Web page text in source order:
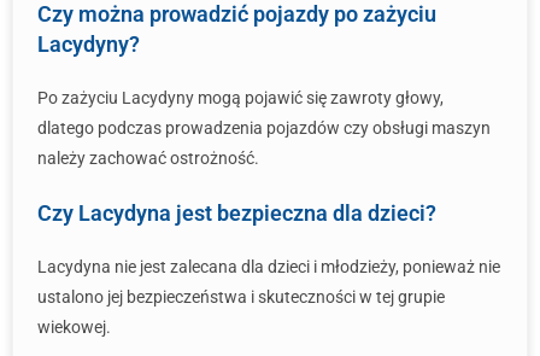
Czy można prowadzić pojazdy po zażyciu
Lacydyny?
Po zażyciu Lacydyny mogą pojawić się zawroty głowy,
dlatego podczas prowadzenia pojazdów czy obsługi maszyn
należy zachować ostrożność.
Czy Lacydyna jest bezpieczna dla dzieci?
Lacydyna nie jest zalecana dla dzieci i młodzieży, ponieważ nie
ustalono jej bezpieczeństwa i skuteczności w tej grupie
wiekowej.